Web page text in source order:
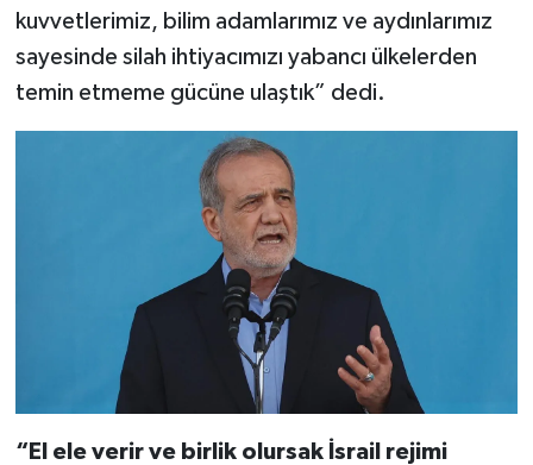
kuvvetlerimiz, bilim adamlarımız ve aydınlarımız
sayesinde silah ihtiyacımızı yabancı ülkelerden
temin etmeme gücüne ulaştık” dedi.
“El ele verir ve birlik olursak İsrail rejimi